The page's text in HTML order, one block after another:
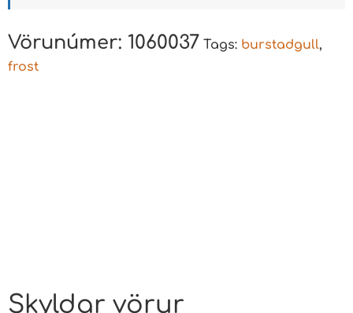
Vörunúmer: 1060037 Tags: burstadgull,
frost
Skyldar vörur